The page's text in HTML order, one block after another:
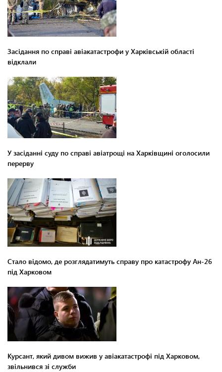
Засідання по справі авіакатастрофи у Харківській області
відклали
У засіданні суду по справі авіатрощі на Харківщині оголосили
перерву
Стало відомо, де розглядатимуть справу про катастрофу Ан-26
під Харковом
Курсант, який дивом вижив у авіакатастрофі під Харковом,
звільнився зі служби